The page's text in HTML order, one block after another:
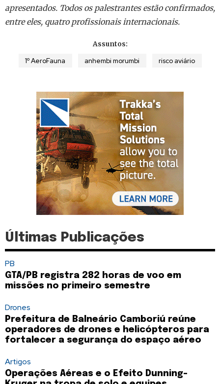
apresentados. Todos os palestrantes estão confirmados,
entre eles, quatro profissionais internacionais.
Assuntos:
1º AeroFauna anhembi morumbi risco aviário
Últimas Publicações
PB
GTA/PB registra 282 horas de voo em
missões no primeiro semestre
Drones
Prefeitura de Balneário Camboriú reúne
operadores de drones e helicópteros para
fortalecer a segurança do espaço aéreo
Artigos
Operações Aéreas e o Efeito Dunning-